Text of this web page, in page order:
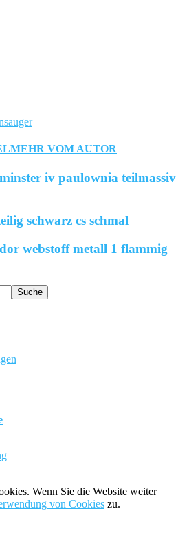
MEHR VOM AUTOR
iv paulownia teilmassiv
schwarz cs schmal
webstoff metall 1 flammig
Wenn Sie die Website weiter
von Cookies zu.